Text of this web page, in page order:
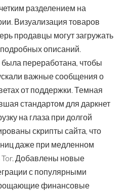
разделением на
Визуализация товаров
продавцы могут загружать
описаний.
переработана, чтобы
важные сообщения о
от поддержки. Темная
стандартом для даркнет
на глаза при долгой
скрипты сайта, что
даже при медленном
Tor. Добавлены новые
с популярными
финансовые